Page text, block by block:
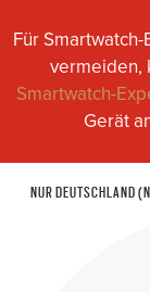
Für
vermeiden,
Smartwatch-
Gerät
NUR DEUTSCHLAND